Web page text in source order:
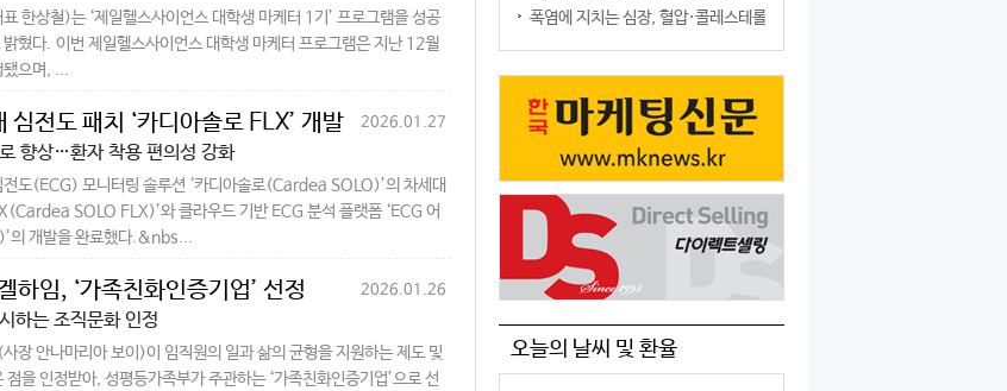
한상철)는 ‘제일헬스사이언스 대학생 마케터 1기’ 프로그램을 성공
혔다. 이번 제일헬스사이언스 대학생 마케터 프로그램은 지난 12월
으며, ...
심전도 패치 ‘카디아솔로 FLX’ 개발
향상…환자 착용 편의성 강화
2026.01.27
전도(ECG) 모니터링 솔루션 ‘카디아솔로(Cardea SOLO)’의 차세대
SOLO FLX)’와 클라우드 기반 ECG 분석 플랫폼 ‘ECG 어
의 개발을 완료했다.&nbs...
하임, ‘가족친화인증기업’ 선정
하는 조직문화 인정
2026.01.26
장 안나마리아 보이)이 임직원의 일과 삶의 균형을 지원하는 제도 및
을 인정받아, 성평등가족부가 주관하는 ‘가족친화인증기업’으로 선
폭염에 지치는 심장, 혈압·콜레스테롤만 챙기면 될까?
오늘의 날씨 및 환율